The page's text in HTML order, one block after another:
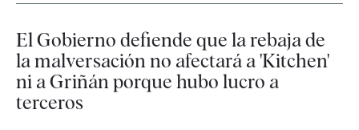
El Gobierno defiende que la rebaja de
la malversación no afectará a 'Kitchen'
ni a Griñán porque hubo lucro a
terceros